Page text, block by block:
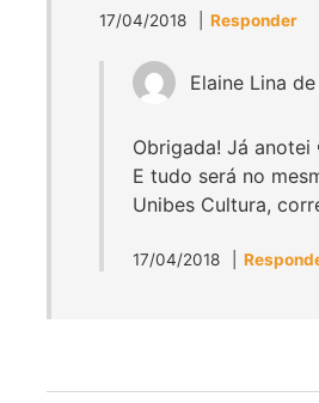
17/04/2018 Responder
Elaine Lina
Obrigada! Já anotei
E tudo será no
Unibes Cultura,
17/04/2018